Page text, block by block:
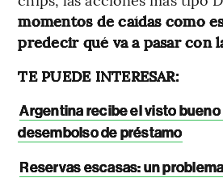
momentos de caídas como
predecir qué va a pasar con
TE PUEDE INTERESAR:
Argentina recibe el visto bueno
desembolso de préstamo
Reservas escasas: un